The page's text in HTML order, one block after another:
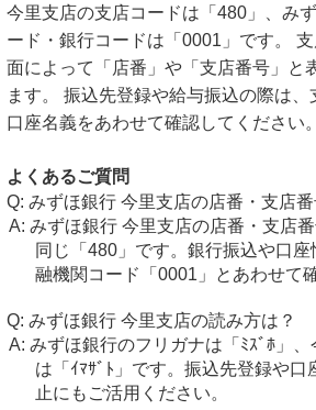
今里支店の支店コードは「480」、み
ード・銀行コードは「0001」です。
面によって「店番」や「支店番号」と
ます。 振込先登録や給与振込の際は、
口座名義をあわせて確認してください。
よくあるご質問
みずほ銀行 今里支店の店番・支店番
みずほ銀行 今里支店の店番・支店
同じ「480」です。銀行振込や口
融機関コード「0001」とあわせて
みずほ銀行 今里支店の読み方は？
みずほ銀行のフリガナは「ﾐｽﾞﾎ」
は「ｲﾏｻﾞﾄ」です。振込先登録や
止にもご活用ください。